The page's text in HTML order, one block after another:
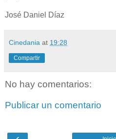
José Daniel Díaz
Cinedania at 19:28
Compartir
No hay comentarios:
Publicar un comentario